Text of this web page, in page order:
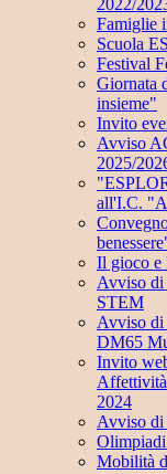
2022/
Famiglie
Scuola
Festival
Giornata
insieme"
Invito
Avviso
2025/
all'I.C.
Il gioco e
Avviso di
STEM
Avviso di
DM65
Invito
2024
Avviso di
Mobilità